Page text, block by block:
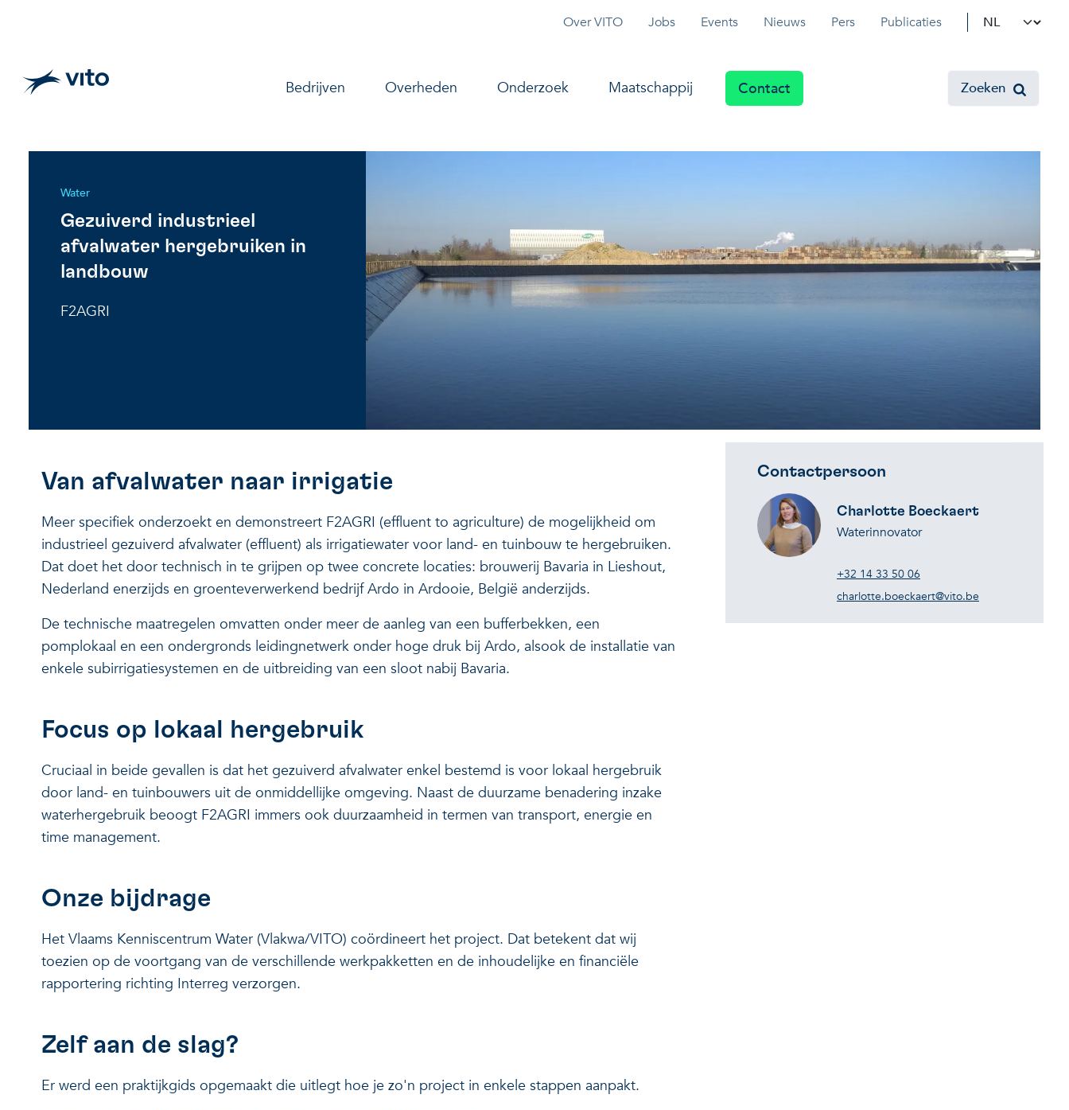
Topmenu
Over VITO Jobs Events Nieuws Pers Publicaties Select your
Bedrijven Overheden Onderzoek Maatschappij Contact Zoeken
Water
Gezuiverd industrieel
afvalwater hergebruiken in
landbouw
F2AGRI
Van afvalwater naar irrigatie
Meer specifiek onderzoekt en demonstreert F2AGRI (effluent to agriculture) de mogelijkheid om
industrieel gezuiverd afvalwater (effluent) als irrigatiewater voor land- en tuinbouw te hergebruiken.
Dat doet het door technisch in te grijpen op twee concrete locaties: brouwerij Bavaria in Lieshout,
Nederland enerzijds en groenteverwerkend bedrijf Ardo in Ardooie, België anderzijds.
De technische maatregelen omvatten onder meer de aanleg van een bufferbekken, een
pomplokaal en een ondergronds leidingnetwerk onder hoge druk bij Ardo, alsook de installatie van
enkele subirrigatiesystemen en de uitbreiding van een sloot nabij Bavaria.
Focus op lokaal hergebruik
Cruciaal in beide gevallen is dat het gezuiverd afvalwater enkel bestemd is voor lokaal hergebruik
door land- en tuinbouwers uit de onmiddellijke omgeving. Naast de duurzame benadering inzake
waterhergebruik beoogt F2AGRI immers ook duurzaamheid in termen van transport, energie en
time management.
Onze bijdrage
Het Vlaams Kenniscentrum Water (Vlakwa/VITO) coördineert het project. Dat betekent dat wij
toezien op de voortgang van de verschillende werkpakketten en de inhoudelijke en financiële
rapportering richting Interreg verzorgen.
Zelf aan de slag?
Er werd een praktijkgids opgemaakt die uitlegt hoe je zo'n project in enkele stappen aanpakt.
Contactpersoon
Charlotte Boeckaert
Waterinnovator
+32 14 33 50 06
charlotte.boeckaert@vito.be